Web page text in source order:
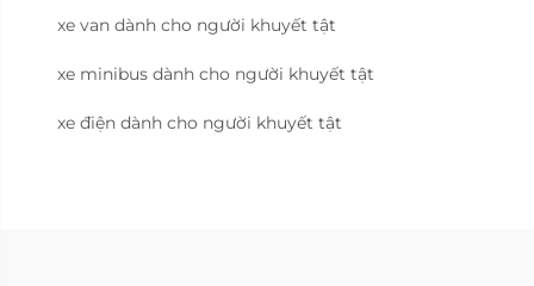
xe van dành cho người khuyết tật
xe minibus dành cho người khuyết tật
xe điện dành cho người khuyết tật